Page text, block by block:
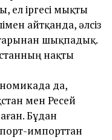
ел іргесі мықты
айтқанда, әлсіз
шықпадық.
нақты
да,
мен Ресей
Бұдан
импорттан